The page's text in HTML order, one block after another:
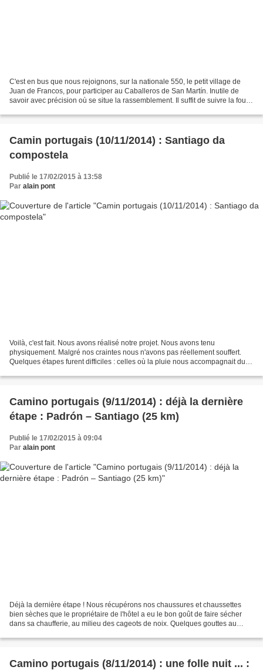
C'est en bus que nous rejoignons, sur la nationale 550, le petit village de
Juan de Francos, pour participer au Caballeros de San Martín. Inutile de
savoir avec précision où se situe la rassemblement. Il suffit de suivre la foule,
Camin portugais (10/11/2014) : Santiago da
compostela
Publié le 17/02/2015 à 13:58
Par alain pont
Voilà, c'est fait. Nous avons réalisé notre projet. Nous avons tenu
physiquement. Malgré nos craintes nous n'avons pas réellement souffert.
Quelques étapes furent difficiles : celles où la pluie nous accompagnait du
Camino portugais (9/11/2014) : déjà la dernière
étape : Padrón – Santiago (25 km)
Publié le 17/02/2015 à 09:04
Par alain pont
Déjà la dernière étape ! Nous récupérons nos chaussures et chaussettes
bien sèches que le propriétaire de l'hôtel a eu le bon goût de faire sécher
dans sa chaufferie, au milieu des cageots de noix. Quelques gouttes au
Camino portugais (8/11/2014) : une folle nuit ... :